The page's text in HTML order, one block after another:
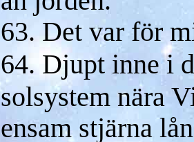
63. Det var för
64. Djupt inne i
solsystem nära
ensam stjärna